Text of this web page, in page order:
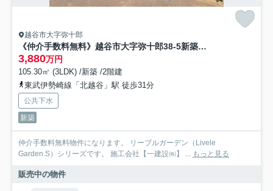
越谷市大字弥十郎
《仲介手数料無料》越谷市大字弥十郎38-5新築一戸建てリーブルガーデン
3,880万円
105.30㎡ (3LDK) /新築 /2階建
東武伊勢崎線「北越谷」駅 徒歩31分
公共下水
新築
仲介手数料無料物件になります。 リーブルガーデン（Livele
Garden.S）シリーズです。 施工会社【一建設㈱】 ...
もっと見る
販売中の物件